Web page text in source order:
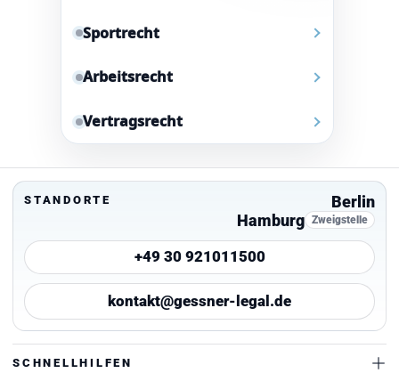
Sportrecht
Arbeitsrecht
Vertragsrecht
STANDORTE
Berlin
Hamburg Zweigstelle
+49 30 921011500
kontakt@gessner-legal.de
SCHNELLHILFEN